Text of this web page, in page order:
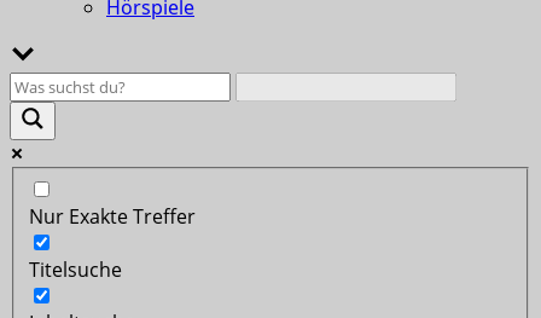
Hörspiele
Nur Exakte Treffer
Titelsuche